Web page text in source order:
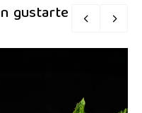
gustarte